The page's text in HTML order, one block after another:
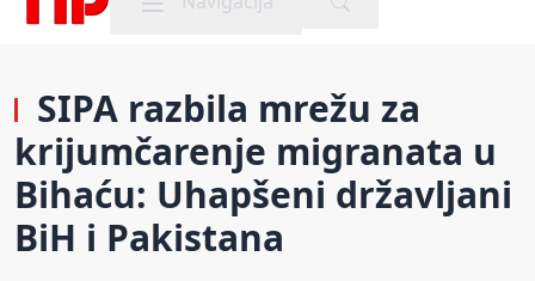
SIPA razbila mrežu za
krijumčarenje migranata u
Bihaću: Uhapšeni državljani
BiH i Pakistana